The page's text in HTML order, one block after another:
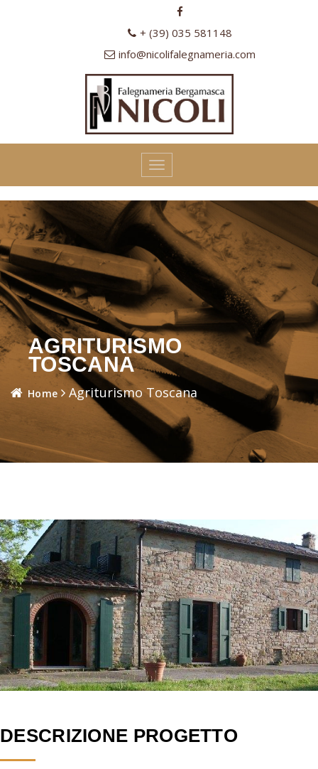
+ (39) 035 581148
info@nicolifalegnameria.com
Toggle
navigation
AGRITURISMO
TOSCANA
Home Agriturismo Toscana
DESCRIZIONE PROGETTO